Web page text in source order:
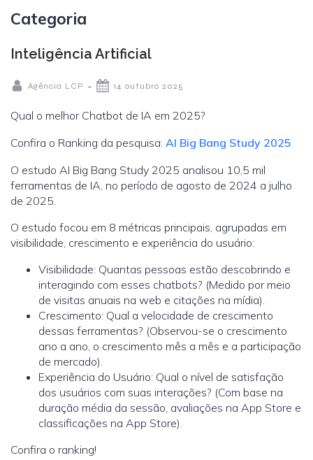
Categoria
Inteligência Artificial
Agência LCP - 14 outubro 2025
Qual o melhor Chatbot de IA em 2025?
Confira o Ranking da pesquisa: AI Big Bang Study 2025
O estudo AI Big Bang Study 2025 analisou 10,5 mil
ferramentas de IA, no período de agosto de 2024 a julho
de 2025.
O estudo focou em 8 métricas principais, agrupadas em
visibilidade, crescimento e experiência do usuário:
Visibilidade: Quantas pessoas estão descobrindo e
interagindo com esses chatbots? (Medido por meio
de visitas anuais na web e citações na mídia).
Crescimento: Qual a velocidade de crescimento
dessas ferramentas? (Observou-se o crescimento
ano a ano, o crescimento mês a mês e a participação
de mercado).
Experiência do Usuário: Qual o nível de satisfação
dos usuários com suas interações? (Com base na
duração média da sessão, avaliações na App Store e
classificações na App Store).
Confira o ranking!